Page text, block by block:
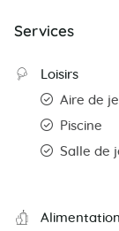
Services
Loisirs
Aire de
Piscine
Salle de
Alimentation